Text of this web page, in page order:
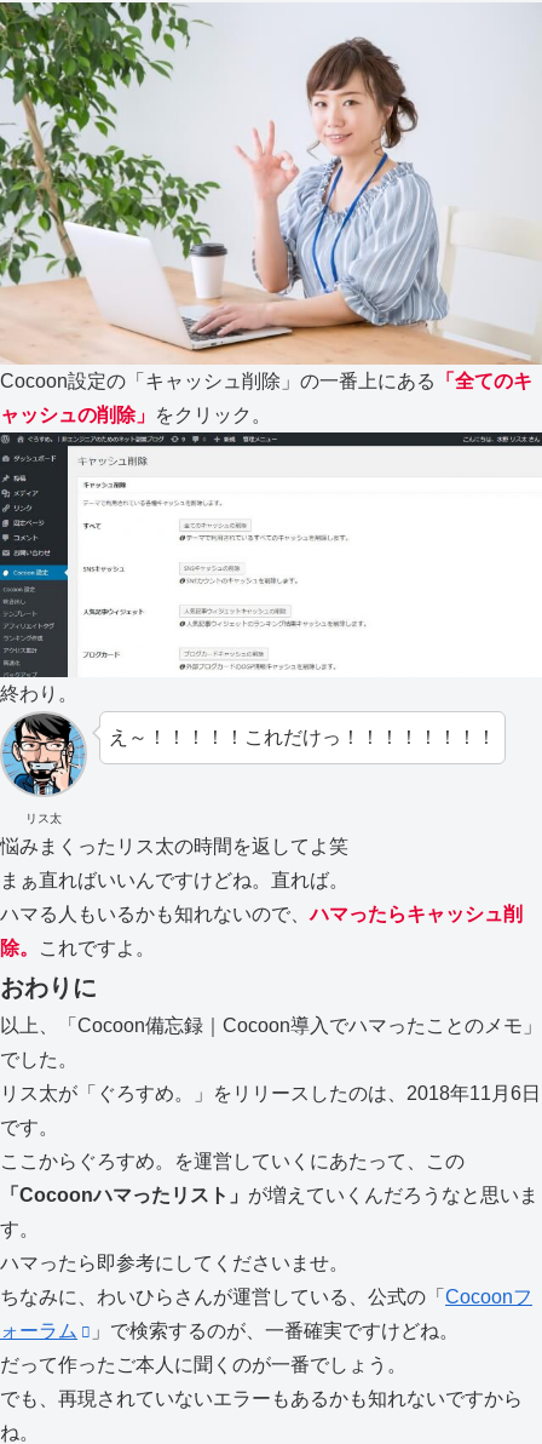
Cocoon設定の「キャッシュ削除」の一番上にある
「全てのキ
ャッシュの削除」 をクリック。
終わり。
リス太
え～！！！！！これだけっ！！！！！！！！
悩みまくったリス太の時間を返してよ笑
まぁ直ればいいんですけどね。直れば。
ハマる人もいるかも知れないので、ハマったらキャッシュ削
除。
これですよ。
おわりに
以上、「Cocoon備忘録｜Cocoon導入でハマったことのメモ」
でした。
リス太が「ぐろすめ。」をリリースしたのは、2018年11月6日
です。
ここからぐろすめ。を運営していくにあたって、この
「Cocoonハマったリスト」 が増えていくんだろうなと思いま
す。
ハマったら即参考にしてくださいませ。
ちなみに、わいひらさんが運営している、公式の「 Cocoonフ
ォーラム
」で検索するのが、一番確実ですけどね。
だって作ったご本人に聞くのが一番でしょう。
でも、再現されていないエラーもあるかも知れないですから
ね。